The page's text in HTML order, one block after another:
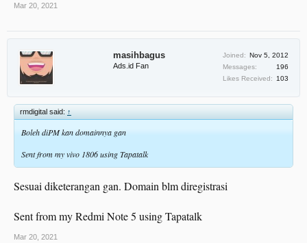
Mar 20, 2021
masihbagus
Ads.id Fan
Joined: Nov 5, 2012
Messages:
196
Likes Received:
103
rmdigital said: ↑
Boleh diPM kan domainnya gan
Sent from my vivo 1806 using Tapatalk
Sesuai diketerangan gan. Domain blm diregistrasi
Sent from my Redmi Note 5 using Tapatalk
Mar 20, 2021